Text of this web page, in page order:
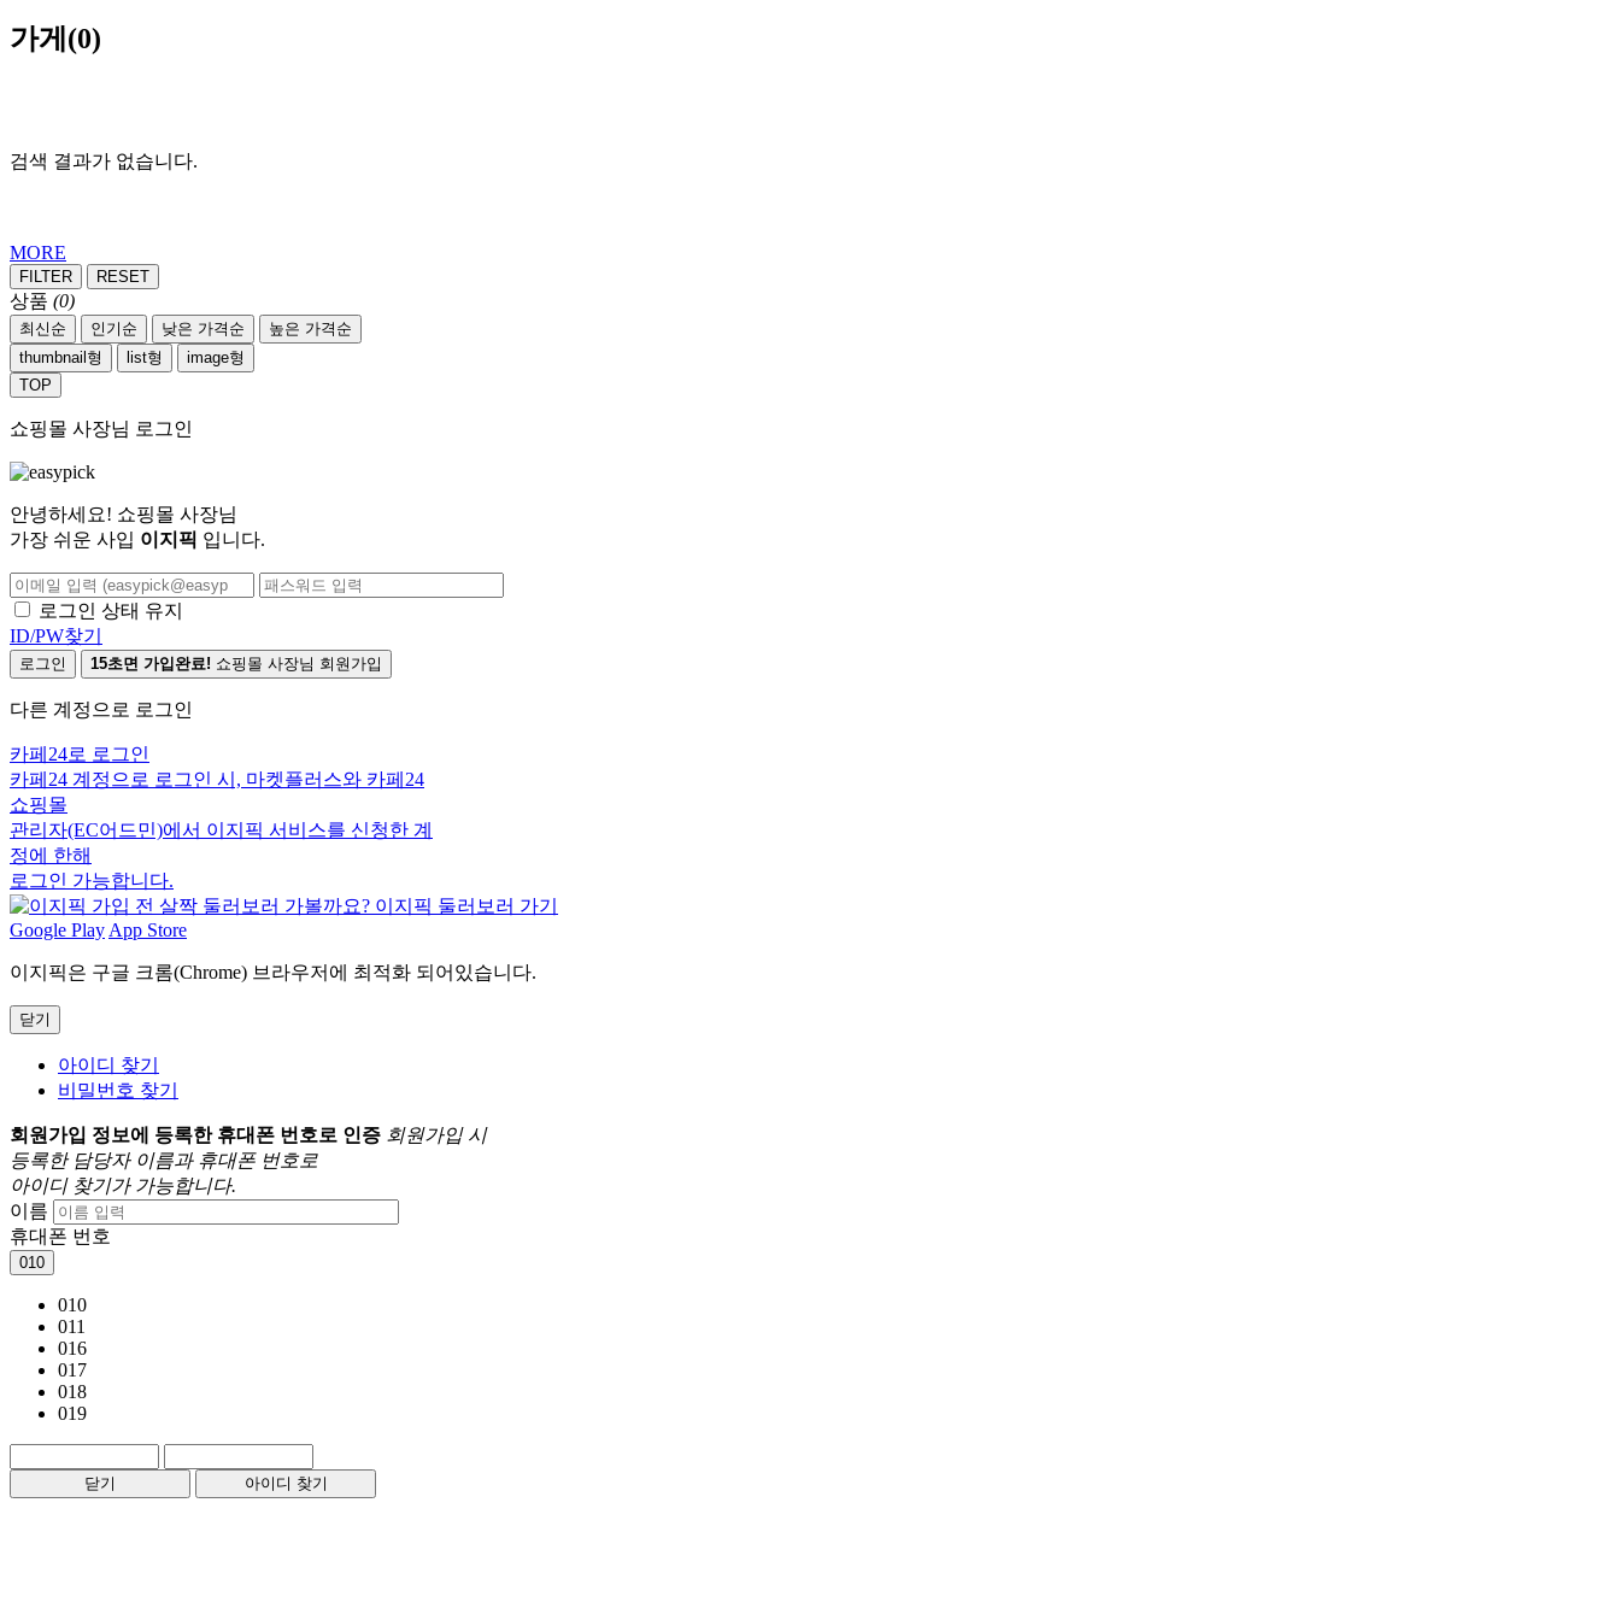
가게 (0)
검색 결과가 없습니다.
MORE
FILTER RESET
상품 (0)
최신순 인기순 낮은 가격순
높은 가격순
thumbnail형
list형
image형
TOP
쇼핑몰 사장님 로그인
안녕하세요! 쇼핑몰 사장님
가장 쉬운 사입 이지픽 입니다.
로그인 상태 유지
ID/PW찾기
로그인 15초면 가입완료! 쇼핑몰 사장님 회원가입
다른 계정으로 로그인
카페24로 로그인
카페24 계정으로 로그인 시, 마켓플러스와 카페24
쇼핑몰
관리자(EC어드민)에서 이지픽 서비스를 신청한 계
정에 한해
로그인 가능합니다.
Google Play App Store
이지픽은 구글 크롬(Chrome) 브라우저에 최적화 되어있습니다.
닫기
아이디 찾기
비밀번호 찾기
회원가입 정보에 등록한 휴대폰 번호로 인증 회원가입 시
등록한 담당자 이름과 휴대폰 번호로
아이디 찾기가 가능합니다.
이름
휴대폰 번호
010
010
011
016
017
018
019
닫기 아이디 찾기